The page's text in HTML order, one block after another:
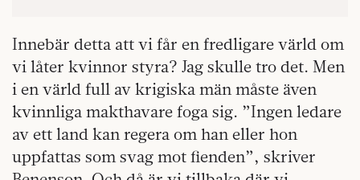
Innebär detta att vi får en fredligare värld om
vi låter kvinnor styra? Jag skulle tro det. Men
i en värld full av krigiska män måste även
kvinnliga makthavare foga sig. ”Ingen ledare
av ett land kan regera om han eller hon
uppfattas som svag mot fienden”, skriver